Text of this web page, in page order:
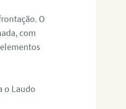
O
com
o Laudo